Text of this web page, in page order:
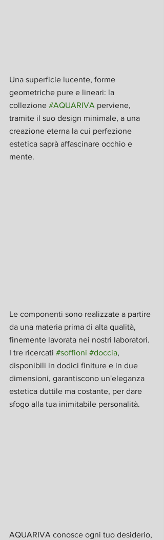
Una superficie lucente, forme
geometriche pure e lineari: la
collezione #AQUARIVA perviene,
tramite il suo design minimale, a una
creazione eterna la cui perfezione
estetica saprà affascinare occhio e
mente.
Le componenti sono realizzate a partire
da una materia prima di alta qualità,
finemente lavorata nei nostri laboratori.
I tre ricercati #soffioni #doccia,
disponibili in dodici finiture e in due
dimensioni, garantiscono un'eleganza
estetica duttile ma costante, per dare
sfogo alla tua inimitabile personalità.
AQUARIVA conosce ogni tuo desiderio,